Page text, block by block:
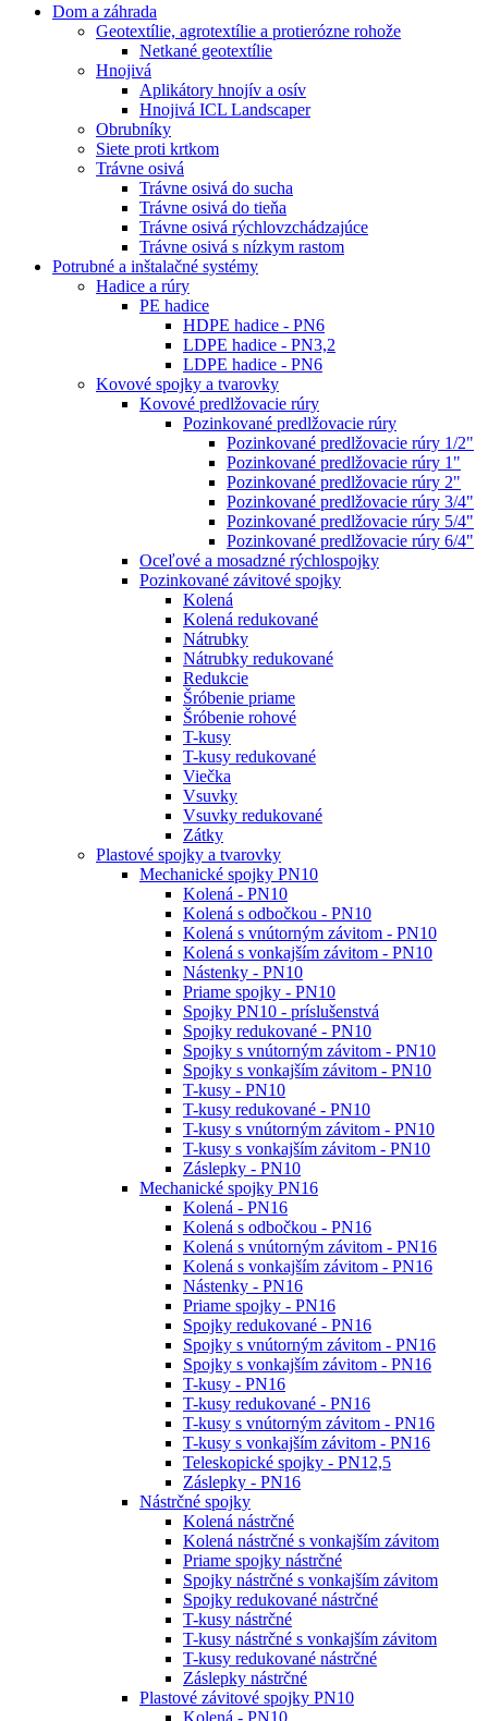
Dom a záhrada
Geotextílie, agrotextílie a protierózne rohože
Netkané geotextílie
Hnojivá
Aplikátory hnojív a osív
Hnojivá ICL Landscaper
Obrubníky
Siete proti krtkom
Trávne osivá
Trávne osivá do sucha
Trávne osivá do tieňa
Trávne osivá rýchlovzchádzajúce
Trávne osivá s nízkym rastom
Potrubné a inštalačné systémy
Hadice a rúry
PE hadice
HDPE hadice - PN6
LDPE hadice - PN3,2
LDPE hadice - PN6
Kovové spojky a tvarovky
Kovové predlžovacie rúry
Pozinkované predlžovacie rúry
Pozinkované predlžovacie rúry 1/2"
Pozinkované predlžovacie rúry 1"
Pozinkované predlžovacie rúry 2"
Pozinkované predlžovacie rúry 3/4"
Pozinkované predlžovacie rúry 5/4"
Pozinkované predlžovacie rúry 6/4"
Oceľové a mosadzné rýchlospojky
Pozinkované závitové spojky
Kolená
Kolená redukované
Nátrubky
Nátrubky redukované
Redukcie
Šróbenie priame
Šróbenie rohové
T-kusy
T-kusy redukované
Viečka
Vsuvky
Vsuvky redukované
Zátky
Plastové spojky a tvarovky
Mechanické spojky PN10
Kolená - PN10
Kolená s odbočkou - PN10
Kolená s vnútorným závitom - PN10
Kolená s vonkajším závitom - PN10
Nástenky - PN10
Priame spojky - PN10
Spojky PN10 - príslušenstvá
Spojky redukované - PN10
Spojky s vnútorným závitom - PN10
Spojky s vonkajším závitom - PN10
T-kusy - PN10
T-kusy redukované - PN10
T-kusy s vnútorným závitom - PN10
T-kusy s vonkajším závitom - PN10
Záslepky - PN10
Mechanické spojky PN16
Kolená - PN16
Kolená s odbočkou - PN16
Kolená s vnútorným závitom - PN16
Kolená s vonkajším závitom - PN16
Nástenky - PN16
Priame spojky - PN16
Spojky redukované - PN16
Spojky s vnútorným závitom - PN16
Spojky s vonkajším závitom - PN16
T-kusy - PN16
T-kusy redukované - PN16
T-kusy s vnútorným závitom - PN16
T-kusy s vonkajším závitom - PN16
Teleskopické spojky - PN12,5
Záslepky - PN16
Nástrčné spojky
Kolená nástrčné
Kolená nástrčné s vonkajším závitom
Priame spojky nástrčné
Spojky nástrčné s vonkajším závitom
Spojky redukované nástrčné
T-kusy nástrčné
T-kusy nástrčné s vonkajším závitom
T-kusy redukované nástrčné
Záslepky nástrčné
Plastové závitové spojky PN10
Kolená - PN10